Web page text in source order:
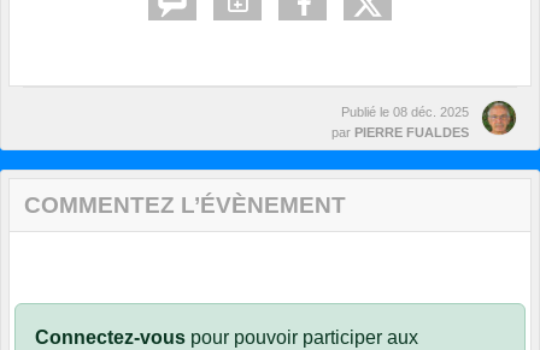
Publié le 08 déc. 2025
par PIERRE FUALDES
COMMENTEZ L’ÉVÈNEMENT
Connectez-vous pour pouvoir participer aux